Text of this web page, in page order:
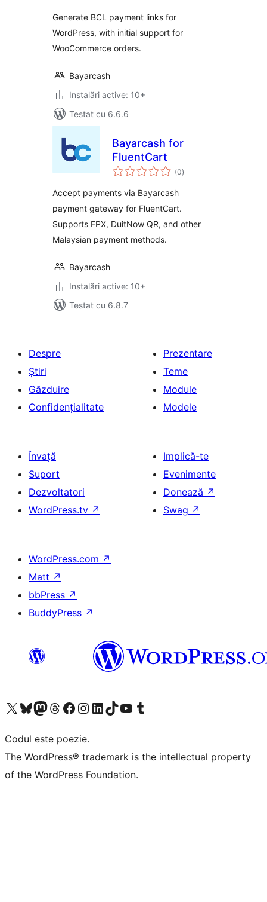
Generate BCL payment links for
WordPress, with initial support for
WooCommerce orders.
Bayarcash
Instalări active: 10+
Testat cu 6.6.6
Bayarcash for
FluentCart
(0total
aprecieri
)
Accept payments via Bayarcash
payment gateway for FluentCart.
Supports FPX, DuitNow QR, and other
Malaysian payment methods.
Bayarcash
Instalări active: 10+
Testat cu 6.8.7
Despre
Știri
Găzduire
Confidențialitate
Prezentare
Teme
Module
Modele
Învață
Suport
Dezvoltatori
WordPress.tv ↗
Implică-te
Evenimente
Donează ↗
Swag ↗
WordPress.com ↗
Matt ↗
bbPress ↗
BuddyPress ↗
Mergi la contul nostru X (fost Twitter)
Vizitează contul nostru Bluesky
Vizitează contul nostru Mastodon
Vizitează contul nostru Threads
Vizitează pagina noastră Facebook
Vizitează-ne pe Instagram
Vizitează-ne pe LinkedIn
Vizitează contul nostru TikTok
Vizitează canalul nostru YouTube
Vizitează contul nostru Tumblr
Codul este poezie.
The WordPress® trademark is the intellectual property
of the WordPress Foundation.